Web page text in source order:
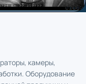
Оборудование
продукции и